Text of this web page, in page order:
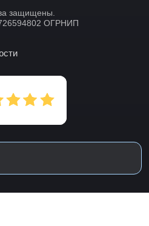
защищены.
ОГРНИП